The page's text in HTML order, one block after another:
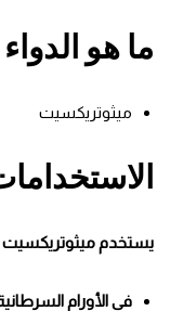
ما هو الدواء
ميثوتريكسيت
يستخدم ميثوتريكسيت Methotrexate لعلاج الحالات التالية:
في الأورام